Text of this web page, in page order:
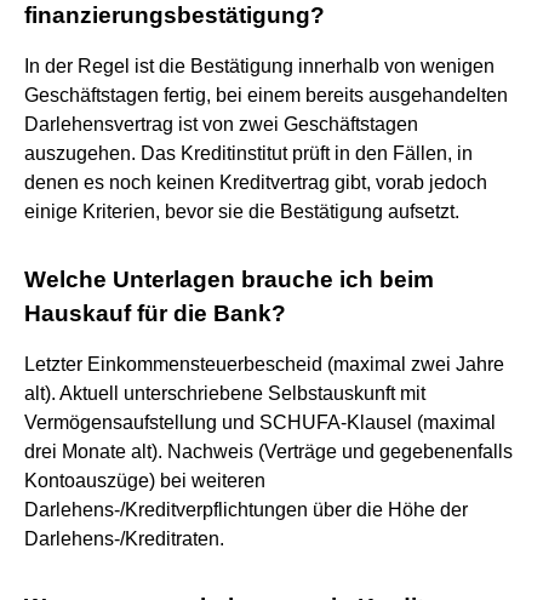
finanzierungsbestätigung?
In der Regel ist die Bestätigung innerhalb von wenigen
Geschäftstagen fertig, bei einem bereits ausgehandelten
Darlehensvertrag ist von zwei Geschäftstagen
auszugehen. Das Kreditinstitut prüft in den Fällen, in
denen es noch keinen Kreditvertrag gibt, vorab jedoch
einige Kriterien, bevor sie die Bestätigung aufsetzt.
Welche Unterlagen brauche ich beim
Hauskauf für die Bank?
Letzter Einkommensteuerbescheid (maximal zwei Jahre
alt). Aktuell unterschriebene Selbstauskunft mit
Vermögensaufstellung und SCHUFA-Klausel (maximal
drei Monate alt). Nachweis (Verträge und gegebenenfalls
Kontoauszüge) bei weiteren
Darlehens-/Kreditverpflichtungen über die Höhe der
Darlehens-/Kreditraten.